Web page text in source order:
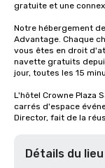
gratuite et une
Notre hébergement
Advantage. Chaque
vous êtes en droit
navette gratuits
jour, toutes les 15
L'hôtel Crowne Plaza
carrés d'espace
Director, fait de la
Détails du lieu